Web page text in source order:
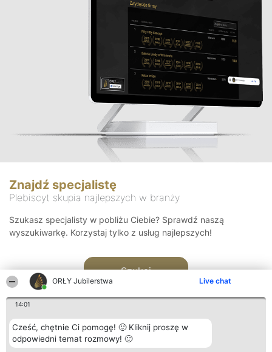
ORŁY Jubilerstwa Live chat
14:01
Cześć, chętnie Ci pomogę! 🙂 Kliknij proszę w
odpowiedni temat rozmowy! 🙂
Znajdź specjalistę
Plebiscyt skupia najlepszych w branży
Szukasz specjalisty w pobliżu Ciebie? Sprawdź naszą
wyszukiwarkę. Korzystaj tylko z usług najlepszych!
Szukaj